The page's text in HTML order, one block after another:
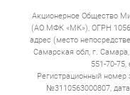
Акционерное Общество
(АО МФК «МК»), ОГРН
адрес (место
Самарская обл, г.
551-70-75,
Регистрационный
№3110563000807,